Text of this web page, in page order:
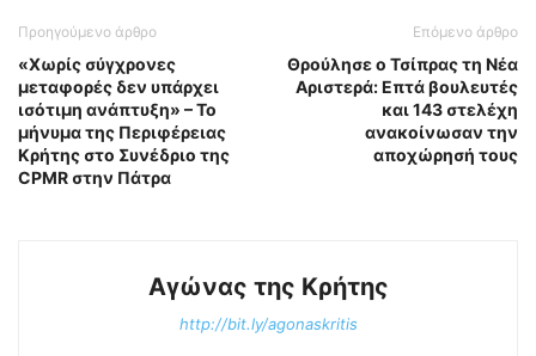
Προηγούμενο άρθρο
«Χωρίς σύγχρονες
μεταφορές δεν υπάρχει
ισότιμη ανάπτυξη» – Το
μήνυμα της Περιφέρειας
Κρήτης στο Συνέδριο της
CPMR στην Πάτρα
Επόμενο άρθρο
Θρούλησε ο Τσίπρας τη Νέα
Αριστερά: Επτά βουλευτές
και 143 στελέχη
ανακοίνωσαν την
αποχώρησή τους
Αγώνας της Κρήτης
http://bit.ly/agonaskritis